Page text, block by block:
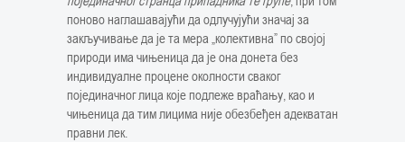
поново наглашавајући да одлучујући значај за
закључивање да је та мера „колективна” по својој
природи има чињеница да је она донета без
индивидуалне процене околности сваког
појединачног лица које подлеже враћању, као и
чињеница да тим лицима није обезбеђен адекватан
правни лек.